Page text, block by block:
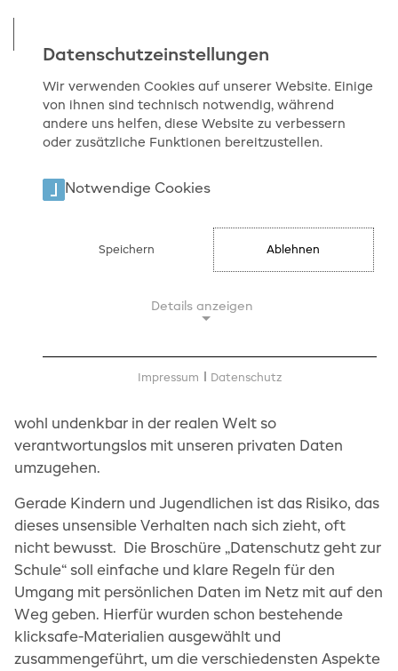
Start Medienkompetenz
Materialien
Klicksafe Unterrichtsmaterial für Lehrer
sensibler Umgang mit
persönlichen Daten
Das Internet durchdringt unser aller Alltag. Das
Relevanz. Ganz nach dem Motto –„Ich habe doch
nichts zu verbergen“- gehen wir heutzutage durch
wohl undenkbar in der realen Welt so
verantwortungslos mit unseren privaten Daten
umzugehen.
Gerade Kindern und Jugendlichen ist das Risiko, das
dieses unsensible Verhalten nach sich zieht, oft
nicht bewusst. Die Broschüre „Datenschutz geht zur
Schule“ soll einfache und klare Regeln für den
Umgang mit persönlichen Daten im Netz mit auf den
Weg geben. Hierfür wurden schon bestehende
klicksafe-Materialien ausgewählt und
zusammengeführt, um die verschiedensten Aspekte
Datenschutzeinstellungen
Wir verwenden Cookies auf unserer Website. Einige
von ihnen sind technisch notwendig, während
andere uns helfen, diese Website zu verbessern
oder zusätzliche Funktionen bereitzustellen.
Notwendige Cookies
Ablehnen
Speichern
Details anzeigen
Notwendige Cookies ermöglichen
Cookie Consent
cookie_consent
Zweck:
Dieses Cookie speichert die gewählten
Einwilligungsoptionen des Nutzers
Cookie Laufzeit:
1 Jahr
Impressum Datenschutz